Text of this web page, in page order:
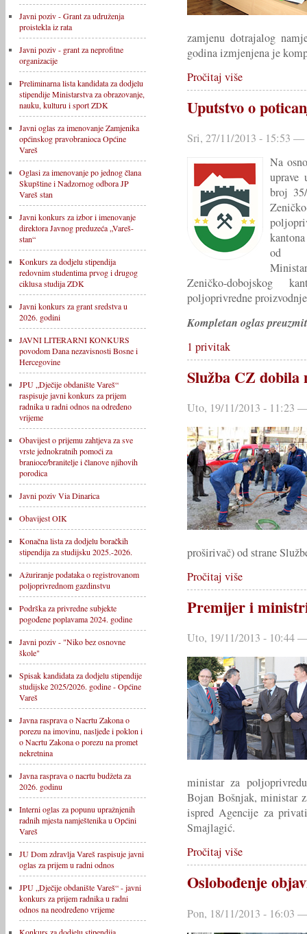
Javni poziv - Grant za udruženja
proistekla iz rata
Javni poziv - grant za neprofitne
organizacije
Preliminarna lista kandidata za dodjelu
stipendije Ministarstva za obrazovanje,
nauku, kulturu i sport ZDK
Javni oglas za imenovanje Zamjenika
općinskog pravobranioca Općine
Vareš
Oglasi za imenovanje po jednog člana
Skupštine i Nadzornog odbora JP
Vareš stan
Javni konkurs za izbor i imenovanje
direktora Javnog preduzeća „Vareš-
stan“
Konkurs za dodjelu stipendija
redovnim studentima prvog i drugog
ciklusa studija ZDK
Javni konkurs za grant sredstva u
2026. godini
JAVNI LITERARNI KONKURS
povodom Dana nezavisnosti Bosne i
Hercegovine
JPU „Dječije obdanište Vareš“
raspisuje javni konkurs za prijem
radnika u radni odnos na određeno
vrijeme
Obavijest o prijemu zahtjeva za sve
vrste jednokratnih pomoći za
branioce/branitelje i članove njihovih
porodica
Javni poziv Via Dinarica
Obavijest OIK
Konačna lista za dodjelu boračkih
stipendija za studijsku 2025.-2026.
Ažuriranje podataka o registrovanom
poljoprivrednom gazdinstvu
Podrška za privredne subjekte
pogođene poplavama 2024. godine
Javni poziv - "Niko bez osnovne
škole"
Spisak kandidata za dodjelu stipendije
studijske 2025/2026. godine - Općine
Vareš
Javna rasprava o Nacrtu Zakona o
porezu na imovinu, nasljeđe i poklon i
o Nacrtu Zakona o porezu na promet
nekretnina
Javna rasprava o nacrtu budžeta za
2026. godinu
Interni oglas za popunu upražnjenih
radnih mjesta namještenika u Općini
Vareš
JU Dom zdravlja Vareš raspisuje javni
oglas za prijem u radni odnos
JPU „Dječije obdanište Vareš“ - javni
konkurs za prijem radnika u radni
odnos na neodređeno vrijeme
zamjenu dotrajalog
godina izmjenjena je
Pročitaj više
Uputstvo o
Sri, 27/11/2013 - 15:53
Na
uprave
broj
od
Zeničko-dobojskog
poljoprivredne
Kompletan oglas
1 privitak
Služba CZ dobila
Uto, 19/11/2013 - 11:23
proširivač) od strane
Pročitaj više
Premijer i
Uto, 19/11/2013 - 10:44
ministar za
Bojan Bošnjak, ministar
ispred Agencije za
Smajlagić.
Pročitaj više
Oslobođenje
Pon, 18/11/2013 - 16:03